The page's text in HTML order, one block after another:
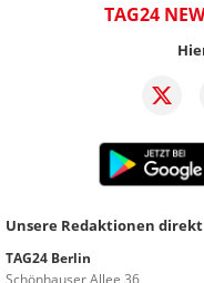
TAG24
Unsere Redaktionen
TAG24 Berlin
Schönhauser Allee 36